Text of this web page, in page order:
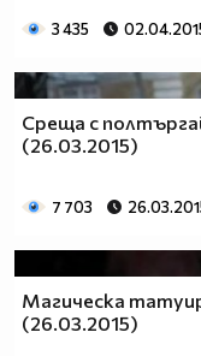
3 435
Среща с
(26.03.2015)
7 703
Магическа
(26.03.2015)